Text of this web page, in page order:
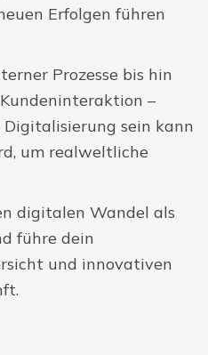
Erfolgen führen
Prozesse bis hin
–
sein kann
um realweltliche
digitalen Wandel als
führe dein
und innovativen